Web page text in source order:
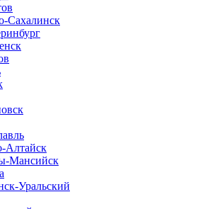
Сахалинск
Алтайск
Мансийск
Уральский